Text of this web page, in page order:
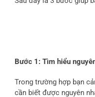
Bước 1: Tìm hiểu
Trong trường hợp bạn
cần biết được nguyên